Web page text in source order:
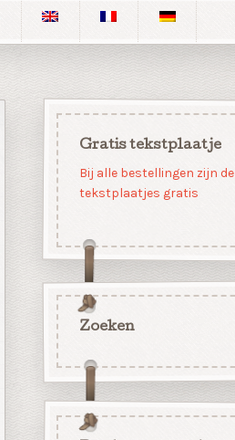
Gratis tekstplaatje
Bij alle bestellingen zijn de
tekstplaatjes gratis
Zoeken